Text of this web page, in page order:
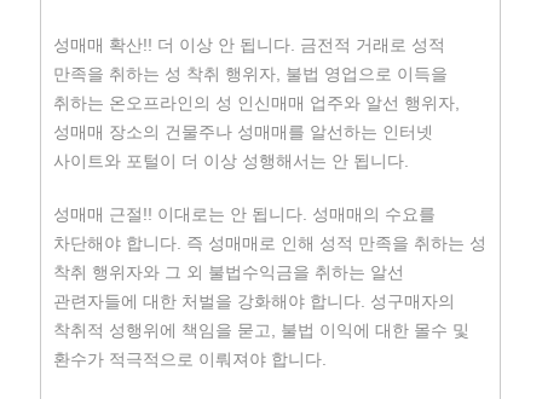
성매매 확산!! 더 이상 안 됩니다. 금전적 거래로 성적
만족을 취하는 성 착취 행위자, 불법 영업으로 이득을
취하는 온오프라인의 성 인신매매 업주와 알선 행위자,
성매매 장소의 건물주나 성매매를 알선하는 인터넷
사이트와 포털이 더 이상 성행해서는 안 됩니다.
성매매 근절!! 이대로는 안 됩니다. 성매매의 수요를
차단해야 합니다. 즉 성매매로 인해 성적 만족을 취하는 성
착취 행위자와 그 외 불법수익금을 취하는 알선
관련자들에 대한 처벌을 강화해야 합니다. 성구매자의
착취적 성행위에 책임을 묻고, 불법 이익에 대한 몰수 및
환수가 적극적으로 이뤄져야 합니다.